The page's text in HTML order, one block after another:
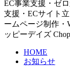
EC事業支援・ゼ
支援・ECサイト
ームページ制作・
ッピーデイズ
HOME
お知らせ